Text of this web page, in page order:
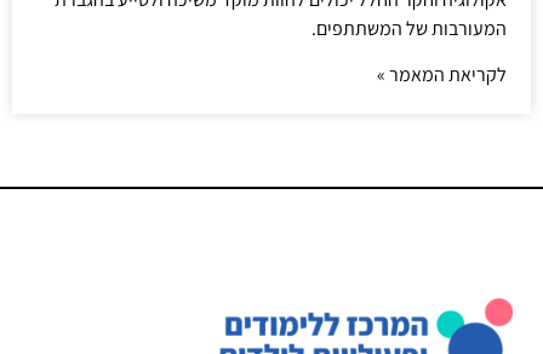
המעורבות של המשתתפים.
לקריאת המאמר »